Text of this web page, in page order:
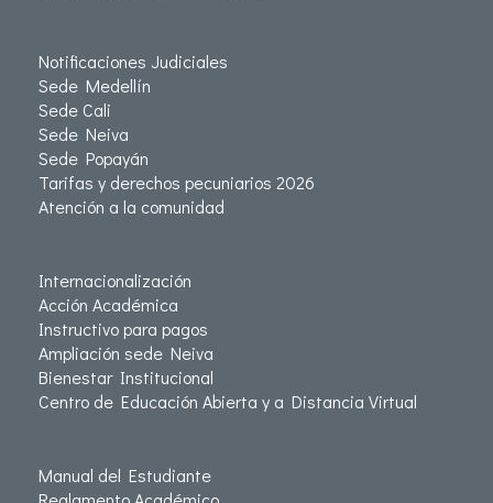
Notificaciones Judiciales
Sede Medellín
Sede Cali
Sede Neiva
Sede Popayán
Tarifas y derechos pecuniarios 2026
Atención a la comunidad
Internacionalización
Acción Académica
Instructivo para pagos
Ampliación sede Neiva
Bienestar Institucional
Centro de Educación Abierta y a Distancia Virtual
Manual del Estudiante